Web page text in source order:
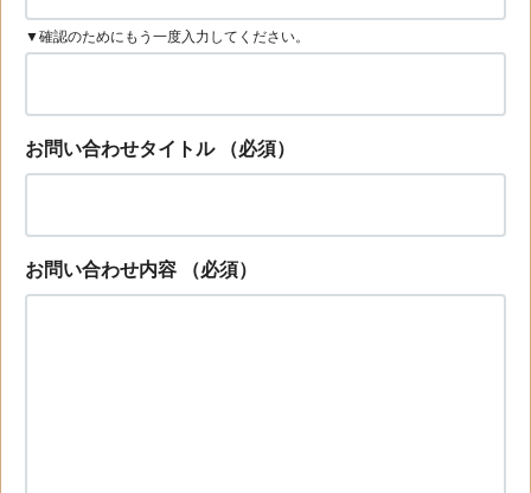
▼確認のためにもう一度入力してください。
お問い合わせタイトル （必須）
お問い合わせ内容 （必須）